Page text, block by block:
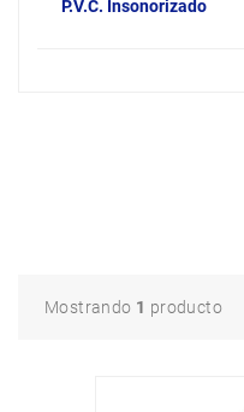
Mostrando 1 producto
P.V.C. Insonorizado